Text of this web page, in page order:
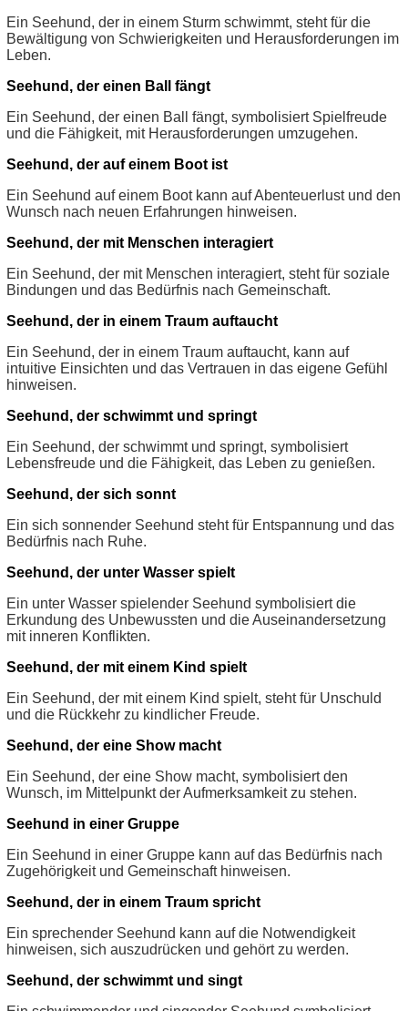
Ein Seehund, der in einem Sturm schwimmt, steht für die
Bewältigung von Schwierigkeiten und Herausforderungen im
Leben.
Seehund, der einen Ball fängt
Ein Seehund, der einen Ball fängt, symbolisiert Spielfreude
und die Fähigkeit, mit Herausforderungen umzugehen.
Seehund, der auf einem Boot ist
Ein Seehund auf einem Boot kann auf Abenteuerlust und den
Wunsch nach neuen Erfahrungen hinweisen.
Seehund, der mit Menschen interagiert
Ein Seehund, der mit Menschen interagiert, steht für soziale
Bindungen und das Bedürfnis nach Gemeinschaft.
Seehund, der in einem Traum auftaucht
Ein Seehund, der in einem Traum auftaucht, kann auf
intuitive Einsichten und das Vertrauen in das eigene Gefühl
hinweisen.
Seehund, der schwimmt und springt
Ein Seehund, der schwimmt und springt, symbolisiert
Lebensfreude und die Fähigkeit, das Leben zu genießen.
Seehund, der sich sonnt
Ein sich sonnender Seehund steht für Entspannung und das
Bedürfnis nach Ruhe.
Seehund, der unter Wasser spielt
Ein unter Wasser spielender Seehund symbolisiert die
Erkundung des Unbewussten und die Auseinandersetzung
mit inneren Konflikten.
Seehund, der mit einem Kind spielt
Ein Seehund, der mit einem Kind spielt, steht für Unschuld
und die Rückkehr zu kindlicher Freude.
Seehund, der eine Show macht
Ein Seehund, der eine Show macht, symbolisiert den
Wunsch, im Mittelpunkt der Aufmerksamkeit zu stehen.
Seehund in einer Gruppe
Ein Seehund in einer Gruppe kann auf das Bedürfnis nach
Zugehörigkeit und Gemeinschaft hinweisen.
Seehund, der in einem Traum spricht
Ein sprechender Seehund kann auf die Notwendigkeit
hinweisen, sich auszudrücken und gehört zu werden.
Seehund, der schwimmt und singt